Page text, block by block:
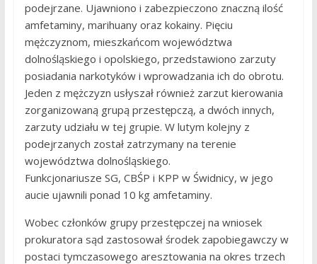
podejrzane. Ujawniono i zabezpieczono znaczną ilość
amfetaminy, marihuany oraz kokainy. Pięciu
mężczyznom, mieszkańcom województwa
dolnośląskiego i opolskiego, przedstawiono zarzuty
posiadania narkotyków i wprowadzania ich do obrotu.
Jeden z mężczyzn usłyszał również zarzut kierowania
zorganizowaną grupą przestępczą, a dwóch innych,
zarzuty udziału w tej grupie. W lutym kolejny z
podejrzanych został zatrzymany na terenie
województwa dolnośląskiego.
Funkcjonariusze SG, CBŚP i KPP w Świdnicy, w jego
aucie ujawnili ponad 10 kg amfetaminy.
Wobec członków grupy przestępczej na wniosek
prokuratora sąd zastosował środek zapobiegawczy w
postaci tymczasowego aresztowania na okres trzech